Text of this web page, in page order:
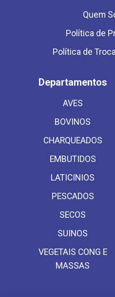
Quem
Política de
Política de
Departamentos
AVES
BOVINOS
CHARQUEADOS
EMBUTIDOS
LATICINIOS
PESCADOS
SECOS
SUINOS
VEGETAIS CONG E
MASSAS